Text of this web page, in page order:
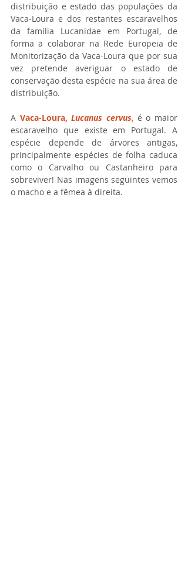
distribuição e estado das populações da
Vaca-Loura e dos restantes escaravelhos
da família Lucanidae em Portugal, de
forma a colaborar na Rede Europeia de
Monitorização da Vaca-Loura que por sua
vez pretende averiguar o estado de
conservação desta espécie na sua área de
distribuição.
A Vaca-Loura, Lucanus cervus, é o maior
escaravelho que existe em Portugal. A
espécie depende de árvores antigas,
principalmente espécies de folha caduca
como o Carvalho ou Castanheiro para
sobreviver! Nas imagens seguintes vemos
o macho e a fêmea à direita.